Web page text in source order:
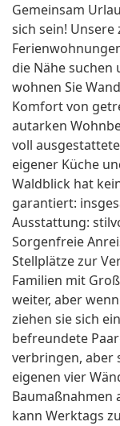
Gemeinsam
sich sein!
die Nähe suchen
wohnen Sie
Komfort von
autarken
voll
eigener Küche
Waldblick hat
garantiert:
Ausstattung:
Sorgenfreie
Stellplätze zur
Familien mit
weiter, aber
ziehen sie sich
befreundete
verbringen, aber
eigenen vier
Baumaßnahmen
kann Werktags